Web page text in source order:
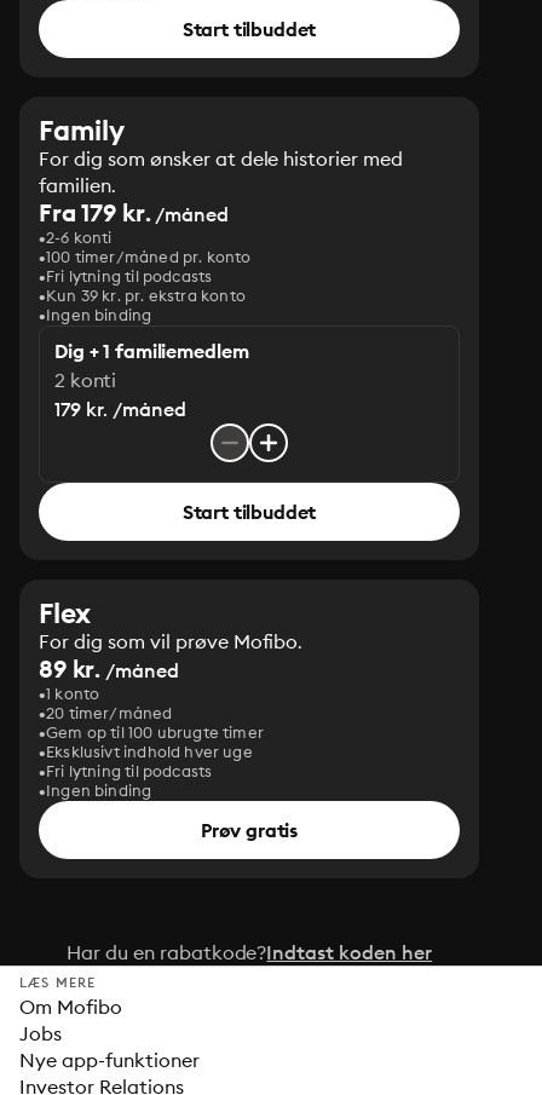
Start tilbuddet
Family
For dig som ønsker at dele historier med
familien.
Fra 179 kr./måned
2-6 konti
100 timer/måned pr. konto
Fri lytning til podcasts
Kun 39 kr. pr. ekstra konto
Ingen binding
Dig + 1 familiemedlem
2 konti
179 kr. /måned
Start tilbuddet
Flex
For dig som vil prøve Mofibo.
89 kr. /måned
1 konto
20 timer/måned
Gem op til 100 ubrugte timer
Eksklusivt indhold hver uge
Fri lytning til podcasts
Ingen binding
Prøv gratis
Har du en rabatkode?Indtast koden her
LÆS MERE
Om Mofibo
Jobs
Nye app-funktioner
Investor Relations